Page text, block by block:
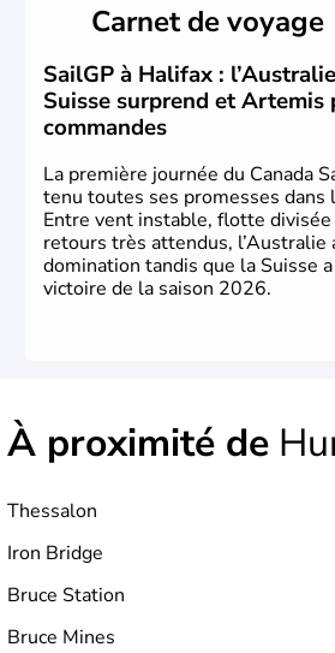
territoire de la ville de Québec, le
sous le contrôle des
pays a été obtenue au cours d'un
étalé de 1867 à 1982. Le peuple
aujourd'hui appelé Eskimos, n'est
du XXème siècle lors d'une
Nord.
Carnet de voyage
SailGP à Halifax :
Suisse surprend et Artemis
commandes
La première journée du Canada
tenu toutes ses promesses dans
Entre vent instable, flotte
retours très attendus, l’Australie
domination tandis que la Suisse
victoire de la saison 2026.
À proximité de
Thessalon
Iron Bridge
Bruce Station
Bruce Mines